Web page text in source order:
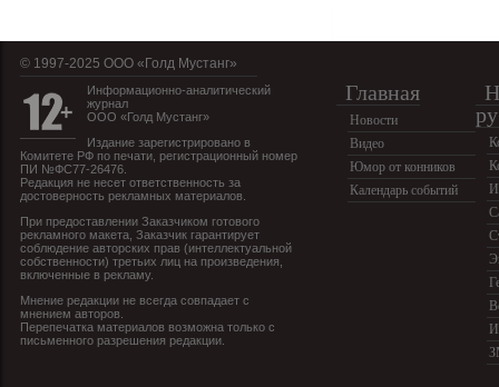
© 1997-2025 OOO «Голд Мустанг»
Информационно-аналитический
журнал
ООО «Голд Мустанг»
Издание зарегистрировано в
Комитете РФ по печати, регистрационный номер
ПИ №ФС77-26476.
Редакция не несет ответственность за
достоверность рекламных материалов.
При предоставлении Заказчиком готового
рекламного макета, Заказчик гарантирует
соблюдение авторских прав (интеллектуальной
собственности) третьих лиц на произведения,
включенные в рекламу.
Мнение редакции не всегда совпадает с
мнением авторов.
Перепечатка материалов возможна только с
письменного разрешения редакции.
Главная
Новости
Видео
Юмор от конников
Календарь событий